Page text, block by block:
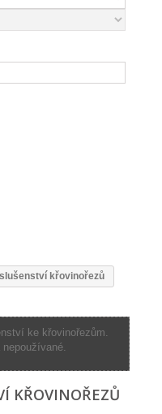
křovinořezů
ke křovinořezům.
KŘOVINOŘEZŮ